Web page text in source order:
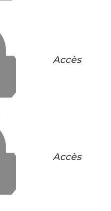
Accès
Accès